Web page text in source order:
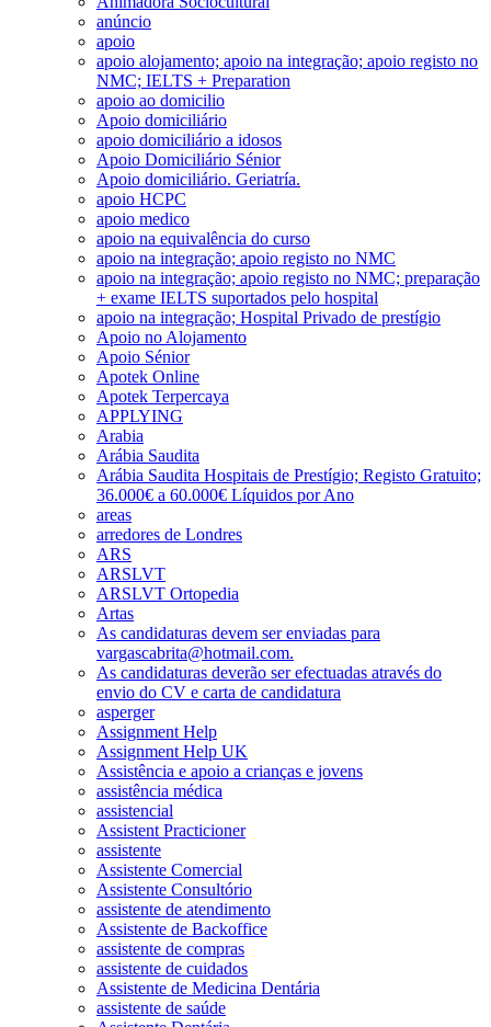
anúncio
apoio
apoio alojamento; apoio na integração; apoio registo no
NMC; IELTS + Preparation
apoio ao domicilio
Apoio domiciliário
apoio domiciliário a idosos
Apoio Domiciliário Sénior
Apoio domiciliário. Geriatría.
apoio HCPC
apoio medico
apoio na equivalência do curso
apoio na integração; apoio registo no NMC
apoio na integração; apoio registo no NMC; preparação
+ exame IELTS suportados pelo hospital
apoio na integração; Hospital Privado de prestígio
Apoio no Alojamento
Apoio Sénior
Apotek Online
Apotek Terpercaya
APPLYING
Arabia
Arábia Saudita
Arábia Saudita Hospitais de Prestígio; Registo Gratuito;
36.000€ a 60.000€ Líquidos por Ano
areas
arredores de Londres
ARS
ARSLVT
ARSLVT Ortopedia
Artas
As candidaturas devem ser enviadas para
vargascabrita@hotmail.com.
As candidaturas deverão ser efectuadas através do
envio do CV e carta de candidatura
asperger
Assignment Help
Assignment Help UK
Assistência e apoio a crianças e jovens
assistência médica
assistencial
Assistent Practicioner
assistente
Assistente Comercial
Assistente Consultório
assistente de atendimento
Assistente de Backoffice
assistente de compras
assistente de cuidados
Assistente de Medicina Dentária
assistente de saúde